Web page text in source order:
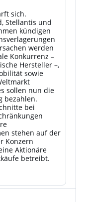
sich.
Stellantis und
kündigen
werden
Konkurrenz –
Hersteller –,
sowie
sollen nun die
bezahlen.
bei
stehen auf der
Konzern
Aktionäre
betreibt.